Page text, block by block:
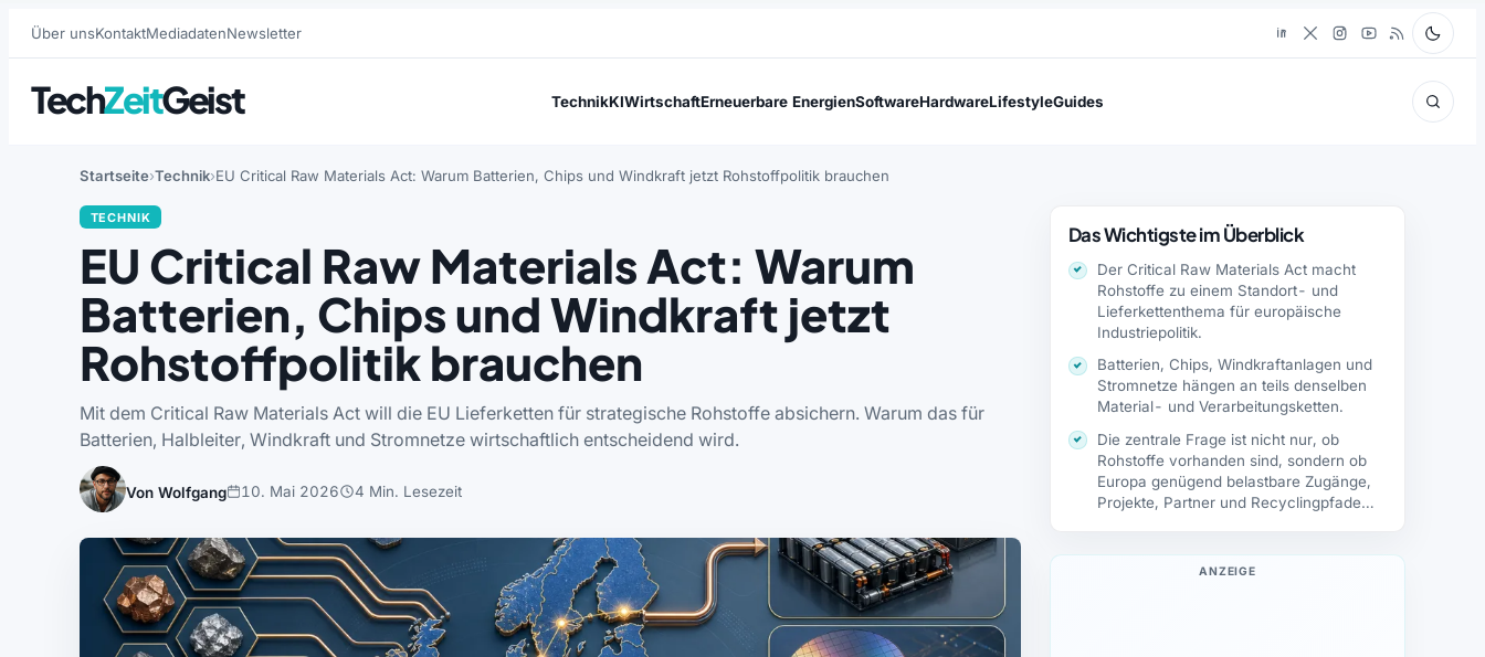
Über unsKontaktMediadatenNewsletter
TechZeitGeist TechnikKIWirtschaftErneuerbare EnergienSoftwareHardwareLifestyleGuides
Startseite Technik EU Critical Raw Materials Act: Warum Batterien, Chips und Windkraft jetzt Rohstoffpolitik brauchen
TECHNIK
EU Critical Raw Materials Act: Warum
Batterien, Chips und Windkraft jetzt
Rohstoffpolitik brauchen
Mit dem Critical Raw Materials Act will die EU Lieferketten für strategische Rohstoffe absichern. Warum das für
Batterien, Halbleiter, Windkraft und Stromnetze wirtschaftlich entscheidend wird.
Von Wolfgang 10. Mai 2026 4 Min. Lesezeit
Das Wichtigste im Überblick
Der Critical Raw Materials Act macht
Rohstoffe zu einem Standort- und
Lieferkettenthema für europäische
Industriepolitik.
Batterien, Chips, Windkraftanlagen und
Stromnetze hängen an teils denselben
Material- und Verarbeitungsketten.
Die zentrale Frage ist nicht nur, ob
Rohstoffe vorhanden sind, sondern ob
Europa genügend belastbare Zugänge,
Projekte, Partner und Recyclingpfade
ANZEIGE